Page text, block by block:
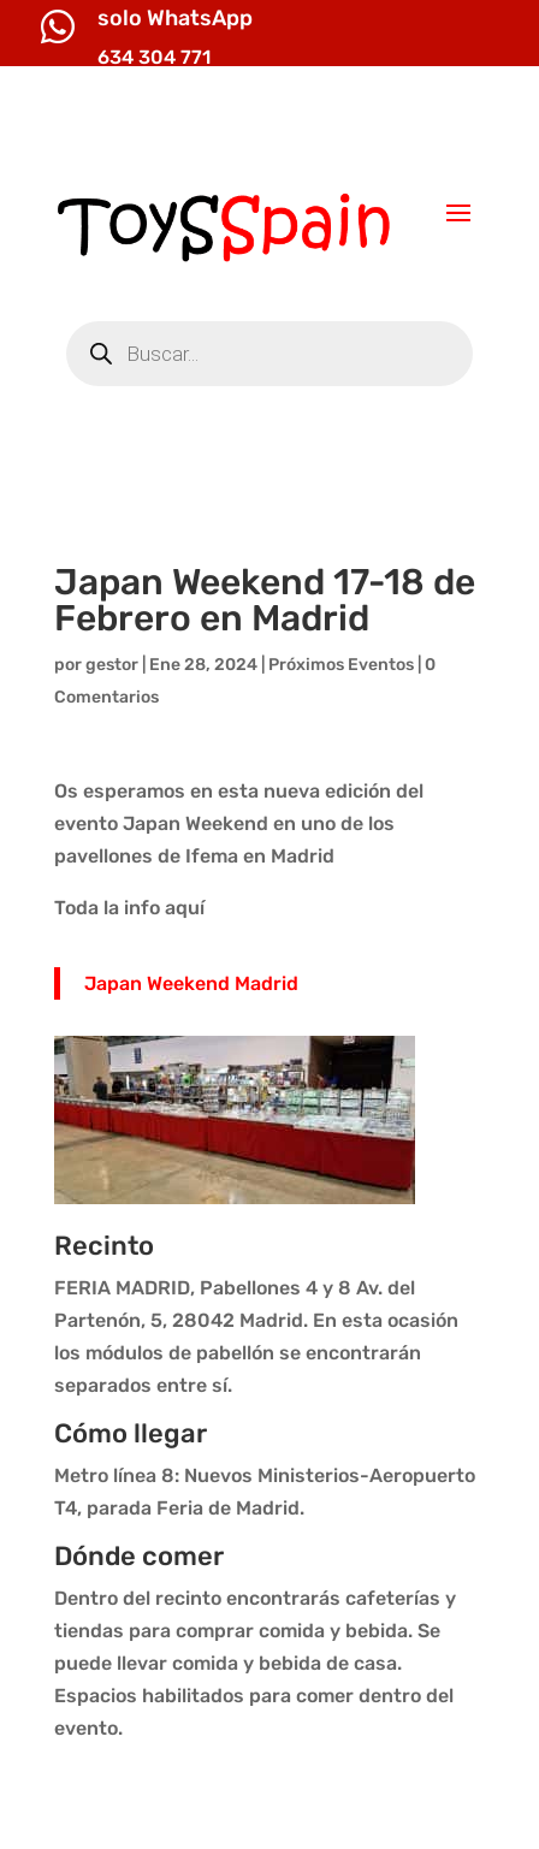
 solo WhatsApp
634 304 771
productos
Japan Weekend 17-18 de
Febrero en Madrid
porgestor| Ene 28, 2024| Próximos Eventos| 0
Comentarios
Os esperamos en esta nueva edición del
evento Japan Weekend en uno de los
pavellones de Ifema en Madrid
Toda la info aquí
Japan Weekend Madrid
Recinto
FERIA MADRID, Pabellones 4 y 8 Av. del
Partenón, 5, 28042 Madrid. En esta ocasión
los módulos de pabellón se encontrarán
separados entre sí.
Cómo llegar
Metro línea 8: Nuevos Ministerios-Aeropuerto
T4, parada Feria de Madrid.
Dónde comer
Dentro del recinto encontrarás cafeterías y
tiendas para comprar comida y bebida. Se
puede llevar comida y bebida de casa.
Espacios habilitados para comer dentro del
evento.